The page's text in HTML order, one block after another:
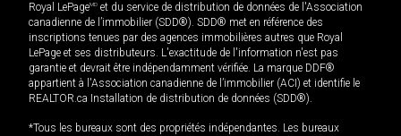
Royal LePageMD et du service de distribution de données de l'Association
canadienne de l’immobilier (SDD®). SDD® met en référence des
inscriptions tenues par des agences immobilières autres que Royal
LePage et ses distributeurs. L'exactitude de l'information n'est pas
garantie et devrait être indépendamment vérifiée. La marque DDF®
appartient à l'Association canadienne de l’immobilier (ACI) et identifie le
REALTOR.ca Installation de distribution de données (SDD®).
*Tous les bureaux sont des propriétés indépendantes. Les bureaux